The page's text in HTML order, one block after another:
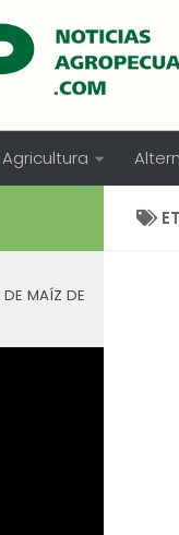
Agricultura
DE MAÍZ DE